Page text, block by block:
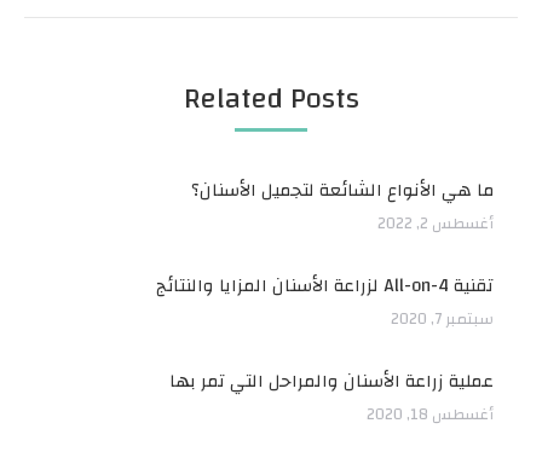
Related Posts
ما هي الأنواع الشائعة لتجميل الأسنان؟
أغسطس 2, 2022
تقنية All-on-4 لزراعة الأسنان المزايا والنتائج
سبتمبر 7, 2020
عملية زراعة الأسنان والمراحل التي تمر بها
أغسطس 18, 2020